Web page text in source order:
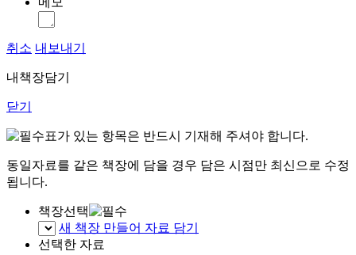
취소 내보내기
내책장담기
닫기
표가 있는 항목은 반드시 기재해 주셔야 합니다.
동일자료를 같은 책장에 담을 경우 담은 시점만 최신으로 수정
됩니다.
책장선택
새 책장 만들어 자료 담기
선택한 자료